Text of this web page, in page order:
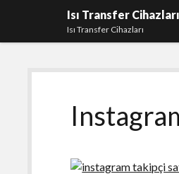
Isı Transfer Cihazları
Isı Transfer Cihazları